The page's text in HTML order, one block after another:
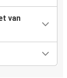
van